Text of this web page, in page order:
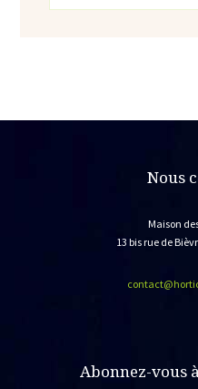
Nous
Maison
13 bis rue de
Abonnez-vous